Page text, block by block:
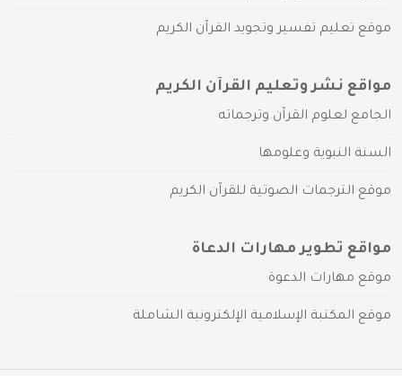
موقع تعليم تفسير وتجويد القرآن الكريم
مواقع نشر وتعليم القرآن الكريم
الجامع لعلوم القرآن وترجماته
السنة النبوية وعلومها
موقع الترجمات الصوتية للقرآن الكريم
مواقع تطوير مهارات الدعاة
موقع مهارات الدعوة
موقع المكتبة الإسلامية الإلكترونية الشاملة